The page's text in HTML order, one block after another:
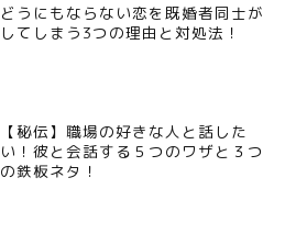
どうにもならない恋を既婚者同士が
してしまう3つの理由と対処法！
【秘伝】職場の好きな人と話した
い！彼と会話する５つのワザと３つ
の鉄板ネタ！